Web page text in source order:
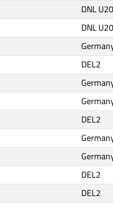
DNL U20
DNL U20
DEL2
DEL2
DEL2
DEL2